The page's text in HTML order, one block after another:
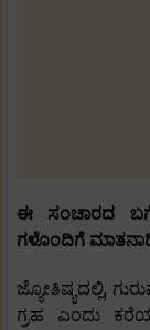
ಈ ಸಂಚಾರದ ಬಗ್ಗೆ
ಗಳೊಂದಿಗೆ
ಜ್ಯೋತಿಷ್ಯದಲ್ಲಿ,
ಗ್ರಹ ಎಂದು